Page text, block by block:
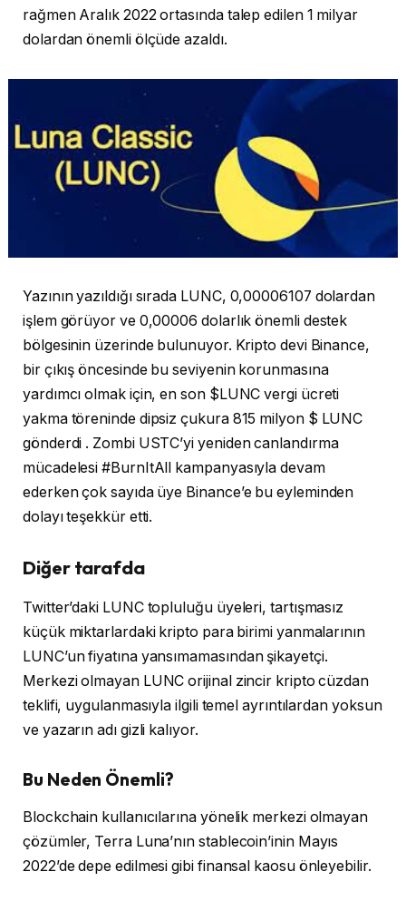
rağmen Aralık 2022 ortasında talep edilen 1 milyar
dolardan önemli ölçüde azaldı.
Yazının yazıldığı sırada LUNC, 0,00006107 dolardan
işlem görüyor ve 0,00006 dolarlık önemli destek
bölgesinin üzerinde bulunuyor. Kripto devi Binance,
bir çıkış öncesinde bu seviyenin korunmasına
yardımcı olmak için, en son $LUNC vergi ücreti
yakma töreninde dipsiz çukura 815 milyon $ LUNC
gönderdi . Zombi USTC’yi yeniden canlandırma
mücadelesi #BurnItAll kampanyasıyla devam
ederken çok sayıda üye Binance’e bu eyleminden
dolayı teşekkür etti.
Diğer tarafda
Twitter’daki LUNC topluluğu üyeleri, tartışmasız
küçük miktarlardaki kripto para birimi yanmalarının
LUNC’un fiyatına yansımamasından şikayetçi.
Merkezi olmayan LUNC orijinal zincir kripto cüzdan
teklifi, uygulanmasıyla ilgili temel ayrıntılardan yoksun
ve yazarın adı gizli kalıyor.
Bu Neden Önemli?
Blockchain kullanıcılarına yönelik merkezi olmayan
çözümler, Terra Luna’nın stablecoin’inin Mayıs
2022’de depe edilmesi gibi finansal kaosu önleyebilir.